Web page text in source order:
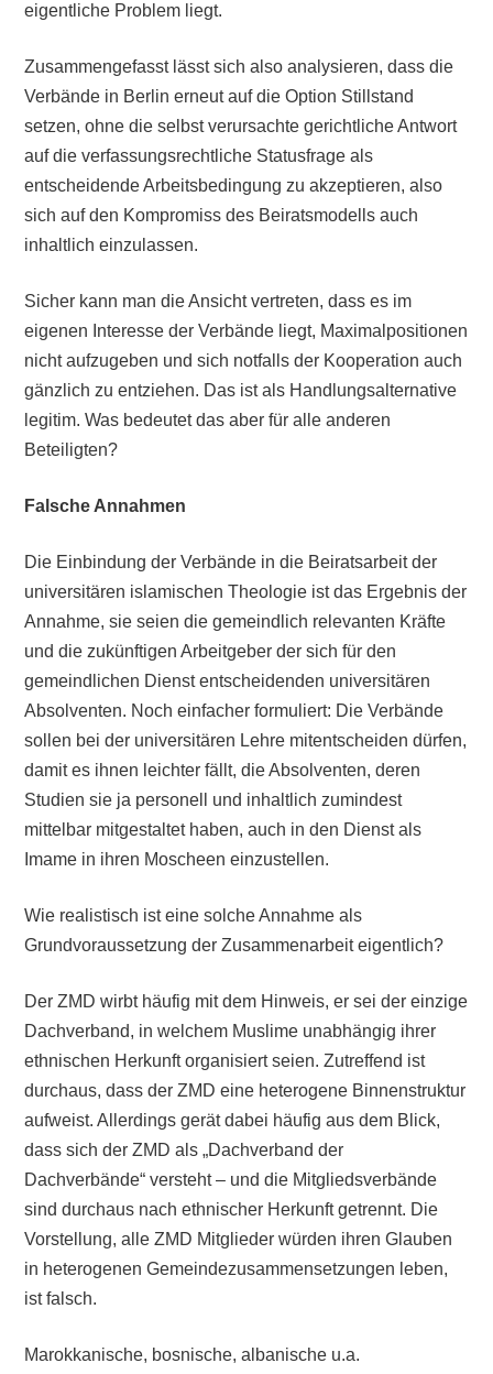
eigentliche Problem liegt.
Zusammengefasst lässt sich also analysieren, dass die
Verbände in Berlin erneut auf die Option Stillstand
setzen, ohne die selbst verursachte gerichtliche Antwort
auf die verfassungsrechtliche Statusfrage als
entscheidende Arbeitsbedingung zu akzeptieren, also
sich auf den Kompromiss des Beiratsmodells auch
inhaltlich einzulassen.
Sicher kann man die Ansicht vertreten, dass es im
eigenen Interesse der Verbände liegt, Maximalpositionen
nicht aufzugeben und sich notfalls der Kooperation auch
gänzlich zu entziehen. Das ist als Handlungsalternative
legitim. Was bedeutet das aber für alle anderen
Beteiligten?
Falsche Annahmen
Die Einbindung der Verbände in die Beiratsarbeit der
universitären islamischen Theologie ist das Ergebnis der
Annahme, sie seien die gemeindlich relevanten Kräfte
und die zukünftigen Arbeitgeber der sich für den
gemeindlichen Dienst entscheidenden universitären
Absolventen. Noch einfacher formuliert: Die Verbände
sollen bei der universitären Lehre mitentscheiden dürfen,
damit es ihnen leichter fällt, die Absolventen, deren
Studien sie ja personell und inhaltlich zumindest
mittelbar mitgestaltet haben, auch in den Dienst als
Imame in ihren Moscheen einzustellen.
Wie realistisch ist eine solche Annahme als
Grundvoraussetzung der Zusammenarbeit eigentlich?
Der ZMD wirbt häufig mit dem Hinweis, er sei der einzige
Dachverband, in welchem Muslime unabhängig ihrer
ethnischen Herkunft organisiert seien. Zutreffend ist
durchaus, dass der ZMD eine heterogene Binnenstruktur
aufweist. Allerdings gerät dabei häufig aus dem Blick,
dass sich der ZMD als „Dachverband der
Dachverbände“ versteht – und die Mitgliedsverbände
sind durchaus nach ethnischer Herkunft getrennt. Die
Vorstellung, alle ZMD Mitglieder würden ihren Glauben
in heterogenen Gemeindezusammensetzungen leben,
ist falsch.
Marokkanische, bosnische, albanische u.a.